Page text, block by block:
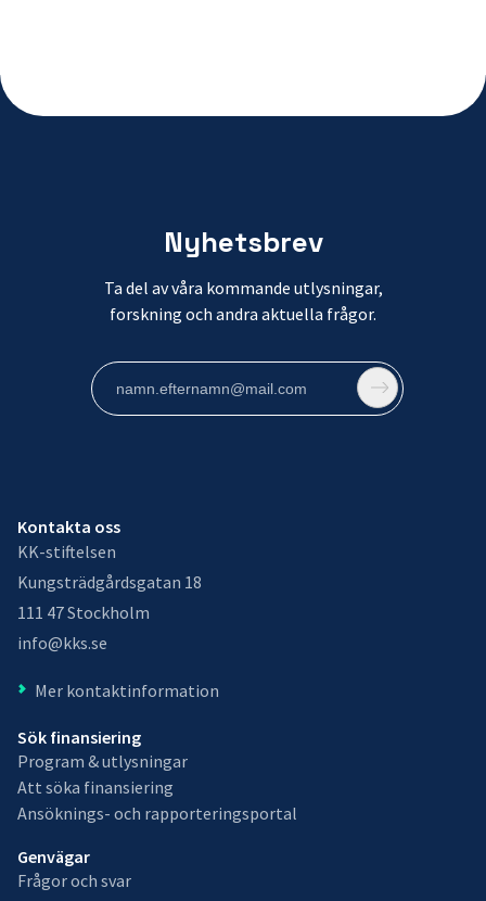
Nyhetsbrev
Ta del av våra kommande utlysningar,
forskning och andra aktuella frågor.
Kontakta oss
KK-stiftelsen
Kungsträdgårdsgatan 18
111 47 Stockholm
info@kks.se
Mer kontaktinformation
Sök finansiering
Program & utlysningar
Att söka finansiering
Ansöknings- och rapporteringsportal
Genvägar
Frågor och svar